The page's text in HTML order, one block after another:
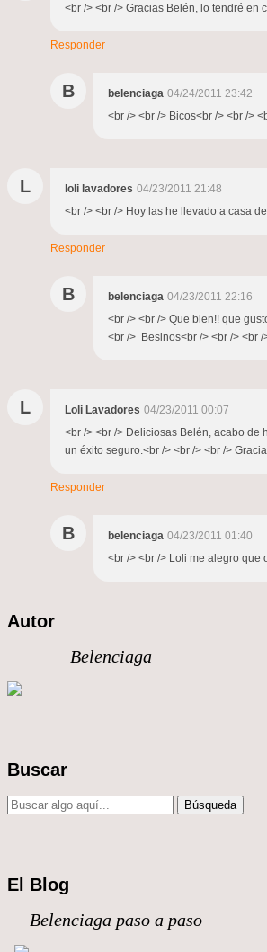
<br /> <br /> Gracias Belén, lo tendré en
Responder
B belenciaga 04/24/2011 23:42
<br /> <br /> Bicos<br /> <br />
L loli lavadores 04/23/2011 21:48
<br /> <br /> Hoy las he llevado a casa
Responder
B belenciaga 04/23/2011 22:16
<br /> <br /> Que bien!! que
<br /> Besinos<br /> <br /> <br /
L Loli Lavadores 04/23/2011 00:07
<br /> <br /> Deliciosas Belén, acabo
un éxito seguro.<br /> <br /> <br />
Responder
B belenciaga 04/23/2011 01:40
<br /> <br /> Loli me alegro que
Autor
Belenciaga
Buscar
El Blog
Belenciaga paso a paso